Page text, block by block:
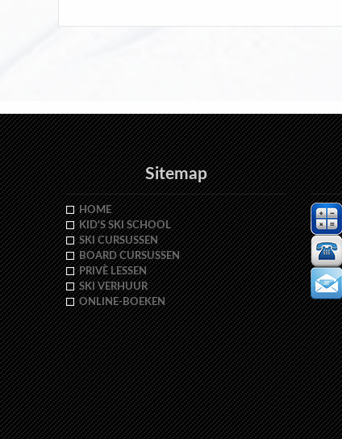
Sitemap
HOME
KID'S SKI SCHOOL
SKI CURSUSSEN
BOARD CURSUSSEN
PRIVÈ LESSEN
SKI VERHUUR
ONLINE-BOEKEN